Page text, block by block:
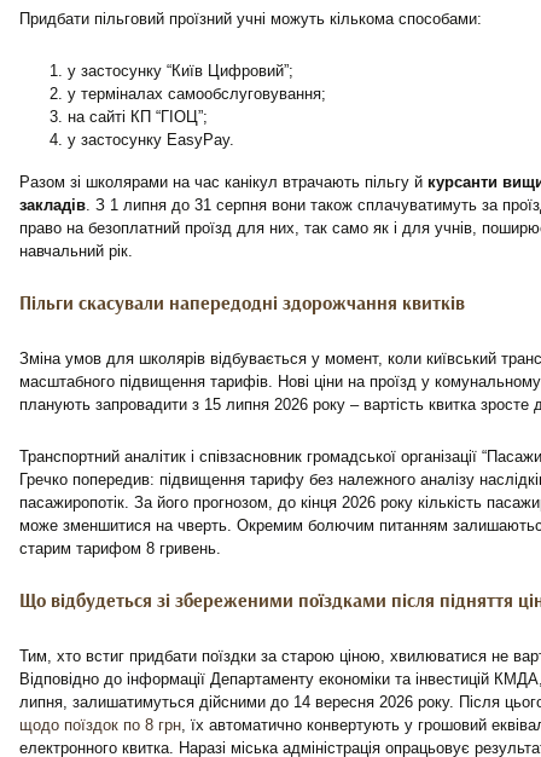
Придбати пільговий проїзний учні можуть кількома способами:
у застосунку “Київ Цифровий”;
у терміналах самообслуговування;
на сайті КП “ГІОЦ”;
у застосунку EasyPay.
Разом зі школярами на час канікул втрачають пільгу й курсанти
закладів. З 1 липня до 31 серпня вони також сплачуватимуть за
право на безоплатний проїзд для них, так само як і для учнів,
навчальний рік.
Пільги скасували напередодні здорожчання квитків
Зміна умов для школярів відбувається у момент, коли київський
масштабного підвищення тарифів. Нові ціни на проїзд у комунальному
планують запровадити з 15 липня 2026 року – вартість квитка зросте
Транспортний аналітик і співзасновник громадської організації
Гречко попередив: підвищення тарифу без належного аналізу
пасажиропотік. За його прогнозом, до кінця 2026 року кількість
може зменшитися на чверть. Окремим болючим питанням
старим тарифом 8 гривень.
Що відбудеться зі збереженими поїздками після підняття
Тим, хто встиг придбати поїздки за старою ціною, хвилюватися не
Відповідно до інформації Департаменту економіки та інвестицій
липня, залишатимуться дійсними до 14 вересня 2026 року. Після
щодо поїздок по 8 грн, їх автоматично конвертують у грошовий
електронного квитка. Наразі міська адміністрація опрацьовує